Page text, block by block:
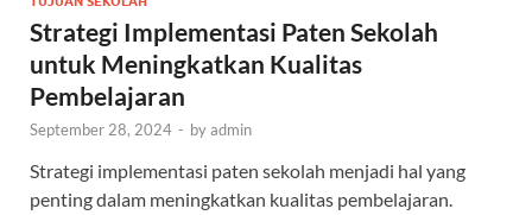
Strategi Implementasi Paten Sekolah
untuk Meningkatkan Kualitas
Pembelajaran
September 28, 2024 - byadmin
Strategi implementasi paten sekolah menjadi hal yang
penting dalam meningkatkan kualitas pembelajaran.